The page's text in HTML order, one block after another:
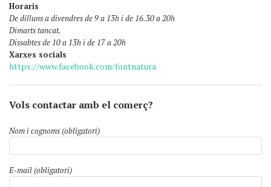
Horaris
De dilluns a divendres de 9 a 13h i de 16.30 a 20h
Dimarts tancat.
Dissabtes de 10 a 13h i de 17 a 20h
Xarxes socials
https://www.facebook.com/fontnatura
Vols contactar amb el comerç?
Nom i cognoms (obligatori)
E-mail (obligatori)